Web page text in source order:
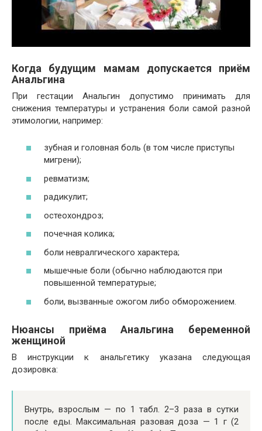
Когда будущим мамам допускается приём
Анальгина
При гестации Анальгин допустимо принимать для
снижения температуры и устранения боли самой разной
этимологии, например:
зубная и головная боль (в том числе приступы
мигрени);
ревматизм;
радикулит;
остеохондроз;
почечная колика;
боли невралгического характера;
мышечные боли (обычно наблюдаются при
повышенной температурые;
боли, вызванные ожогом либо обморожением.
Нюансы приёма Анальгина беременной
женщиной
В инструкции к анальгетику указана следующая
дозировка:
Внутрь, взрослым — по 1 табл. 2–3 раза в сутки
после еды. Максимальная разовая доза — 1 г (2